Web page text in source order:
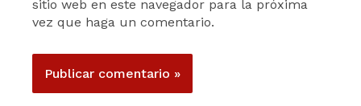
sitio web en este navegador para la próxima
vez que haga un comentario.